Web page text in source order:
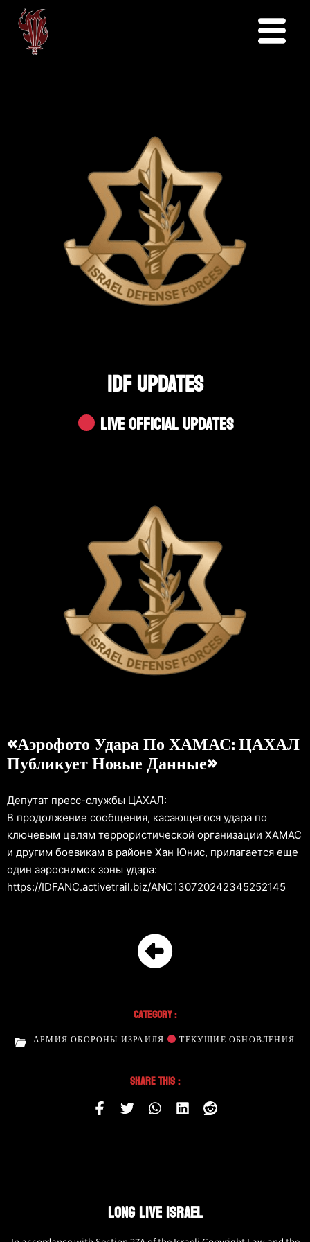
IDF UPDATES
Live Official Updates
«Аэрофото Удара По ХАМАС: ЦАХАЛ
Публикует Новые Данные»
Депутат пресс-службы ЦАХАЛ:
В продолжение сообщения, касающегося удара по
ключевым целям террористической организации ХАМАС
и другим боевикам в районе Хан Юнис, прилагается еще
один аэроснимок зоны удара:
https://IDFANC.activetrail.biz/ANC130720242345252145
Category :
АРМИЯ ОБОРОНЫ ИЗРАИЛЯ ТЕКУЩИЕ ОБНОВЛЕНИЯ
Share This :
LONG LIVE ISRAEL